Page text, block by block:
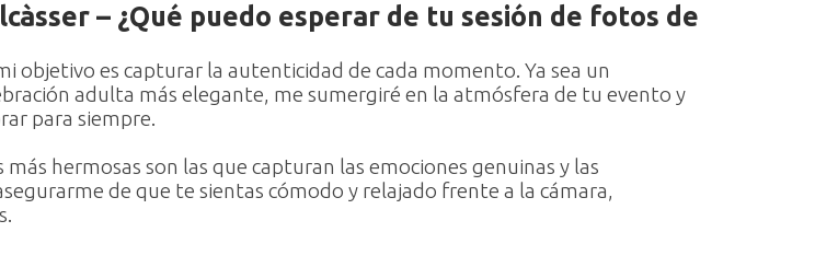
– ¿Qué puedo esperar de tu sesión de fotos de
objetivo es capturar la autenticidad de cada momento. Ya sea un
adulta más elegante, me sumergiré en la atmósfera de tu evento y
para siempre.
hermosas son las que capturan las emociones genuinas y las
de que te sientas cómodo y relajado frente a la cámara,